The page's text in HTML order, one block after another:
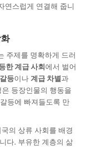
연스럽게 연결해 줍니
주제를 명확하게 드러
한 계급 사회에서 벌어
등이나 계급 차별과
등장인물의 행동을
등에 빠져들도록 만
의 상류 사회를 배경
다. 부유한 계층의 삶